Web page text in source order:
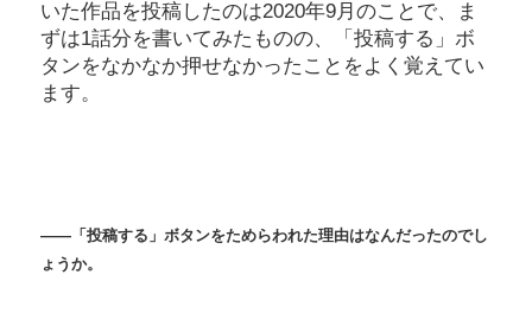
いた作品を投稿したのは2020年9月のことで、ま
ずは1話分を書いてみたものの、「投稿する」ボ
タンをなかなか押せなかったことをよく覚えてい
ます。
――「投稿する」ボタンをためらわれた理由はなんだったのでし
ょうか。